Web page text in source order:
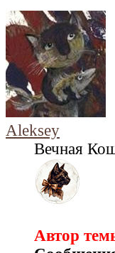
Aleksey
Вечная
Автор